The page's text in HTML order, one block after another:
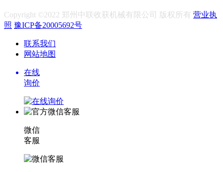
Copyright ©2022 郑州中联收获机械有限公司 版权所有 营业执
照 豫ICP备20005692号
联系我们
网站地图
在线
询价
微信
客服